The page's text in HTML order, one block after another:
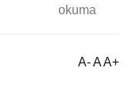
okuma
A- A A+